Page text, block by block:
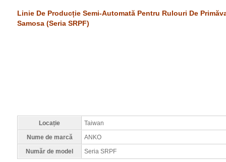
Linie De Producție Semi-Automată Pentru Rulouri De
Samosa (seria SRPF)
Locație
Taiwan
Nume de marcă
ANKO
Număr de model
Seria SRPF